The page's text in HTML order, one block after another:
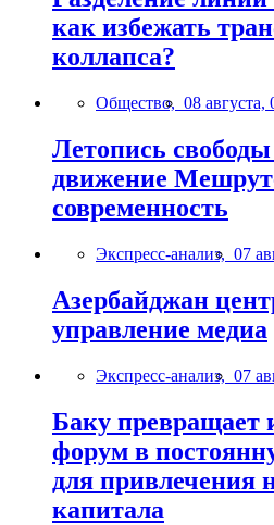
как избежать
коллапса?
Общество, 08 августа,
Летопись
движение
современность
Экспресс-анализ, 07
Азербайджан
управление медиа
Экспресс-анализ, 07
Баку превращает
форум в
для привлечения
капитала